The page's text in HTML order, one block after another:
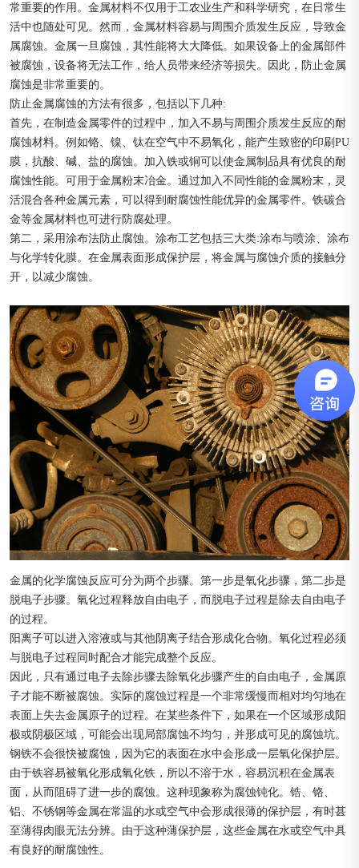
常重要的作用。金属材料不仅用于工农业生产和科学研究，在日常生
活中也随处可见。然而，金属材料容易与周围介质发生反应，导致金
属腐蚀。金属一旦腐蚀，其性能将大大降低。如果设备上的金属部件
被腐蚀，设备将无法工作，给人员带来经济等损失。因此，防止金属
腐蚀是非常重要的。
防止金属腐蚀的方法有很多，包括以下几种:
首先，在制造金属零件的过程中，加入不易与周围介质发生反应的耐
腐蚀材料。例如铬、镍、钛在空气中不易氧化，能产生致密的印刷PU
膜，抗酸、碱、盐的腐蚀。加入铁或铜可以使金属制品具有优良的耐
腐蚀性能。可用于金属粉末冶金。通过加入不同性能的金属粉末，灵
活混合各种金属元素，可以得到耐腐蚀性能优异的金属零件。铁碳合
金等金属材料也可进行防腐处理。
第二，采用涂布法防止腐蚀。涂布工艺包括三大类:涂布与喷涂、涂布
与化学转化膜。在金属表面形成保护层，将金属与腐蚀介质的接触分
开，以减少腐蚀。
金属的化学腐蚀反应可分为两个步骤。第一步是氧化步骤，第二步是
脱电子步骤。氧化过程释放自由电子，而脱电子过程是除去自由电子
的过程。
阳离子可以进入溶液或与其他阴离子结合形成化合物。氧化过程必须
与脱电子过程同时配合才能完成整个反应。
因此，只有通过电子去除步骤去除氧化步骤产生的自由电子，金属原
子才能不断被腐蚀。实际的腐蚀过程是一个非常缓慢而相对均匀地在
表面上失去金属原子的过程。在某些条件下，如果在一个区域形成阳
极或阴极区域，可能会出现局部腐蚀不均匀，并形成可见的腐蚀坑。
钢铁不会很快被腐蚀，因为它的表面在水中会形成一层氧化保护层。
由于铁容易被氧化形成氧化铁，所以不溶于水，容易沉积在金属表
面，从而阻碍了进一步的腐蚀。这种现象称为腐蚀钝化。锆、铬、
铝、不锈钢等金属在常温的水或空气中会形成很薄的保护层，有时甚
至薄得肉眼无法分辨。由于这种薄保护层，这些金属在水或空气中具
有良好的耐腐蚀性。